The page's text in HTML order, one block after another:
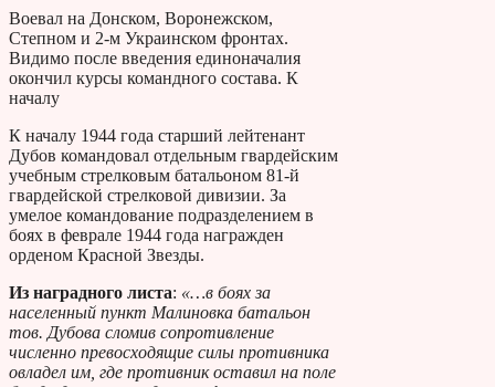
Воевал на Донском, Воронежском,
Степном и 2-м Украинском фронтах.
Видимо после введения единоначалия
окончил курсы командного состава. К
началу
К началу 1944 года старший лейтенант
Дубов командовал отдельным гвардейским
учебным стрелковым батальоном 81-й
гвардейской стрелковой дивизии. За
умелое командование подразделением в
боях в феврале 1944 года награжден
орденом Красной Звезды.
Из наградного листа: «…в боях за
населенный пункт Малиновка батальон
тов. Дубова сломив сопротивление
численно превосходящие силы противника
овладел им, где противник оставил на поле